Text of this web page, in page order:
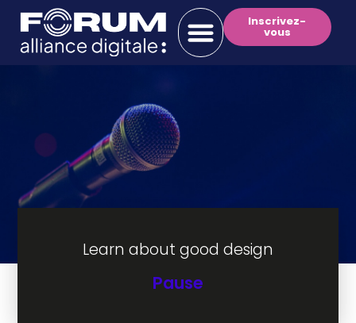
Inscrivez-
vous
Learn about good design
Pause